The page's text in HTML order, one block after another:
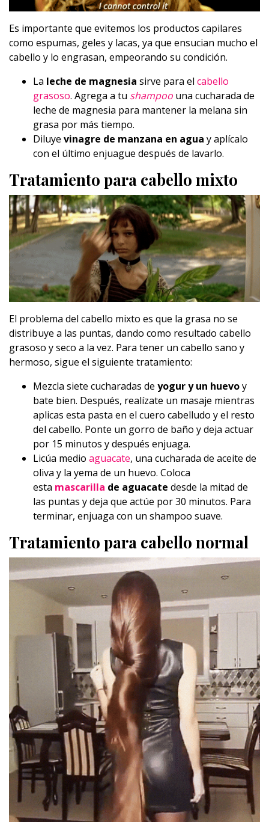
Es importante que evitemos los productos capilares
como espumas, geles y lacas, ya que ensucian mucho el
cabello y lo engrasan, empeorando su condición.
La leche de magnesia sirve para el cabello
grasoso. Agrega a tu shampoo una cucharada de
leche de magnesia para mantener la melana sin
grasa por más tiempo.
Diluye vinagre de manzana en agua y aplícalo
con el último enjuague después de lavarlo.
Tratamiento para cabello mixto
El problema del cabello mixto es que la grasa no se
distribuye a las puntas, dando como resultado cabello
grasoso y seco a la vez. Para tener un cabello sano y
hermoso, sigue el siguiente tratamiento:
Mezcla siete cucharadas de yogur y un huevoy
bate bien. Después, realízate un masaje mientras
aplicas esta pasta en el cuero cabelludo y el resto
del cabello. Ponte un gorro de baño y deja actuar
por 15 minutos y después enjuaga.
Licúa medio aguacate, una cucharada de aceite de
oliva y la yema de un huevo. Coloca
esta mascarilla de aguacate desde la mitad de
las puntas y deja que actúe por 30 minutos. Para
terminar, enjuaga con un shampoo suave.
Tratamiento para cabello normal